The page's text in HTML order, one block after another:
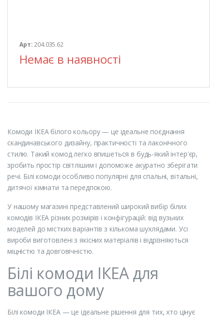
Арт: 204.035.62
Немає в наявності
Комоди ІКЕА білого кольору — це ідеальне поєднання
скандинавського дизайну, практичності та лаконічного
стилю. Такий комод легко впишеться в будь-який інтер'єр,
зробить простір світлішим і допоможе акуратно зберігати
речі. Білі комоди особливо популярні для спальні, вітальні,
дитячої кімнати та передпокою.
У нашому магазині представлений широкий вибір білих
комодів ІКЕА різних розмірів і конфігурацій: від вузьких
моделей до містких варіантів з кількома шухлядами. Усі
вироби виготовлені з якісних матеріалів і відрізняються
міцністю та довговічністю.
Білі комоди ІКЕА для
вашого дому
Білі комоди ІКЕА — це ідеальне рішення для тих, хто цінує